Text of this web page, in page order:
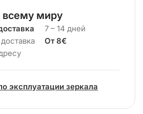
всему миру
7 – 14 дней
От 8€
эксплуатации зеркала